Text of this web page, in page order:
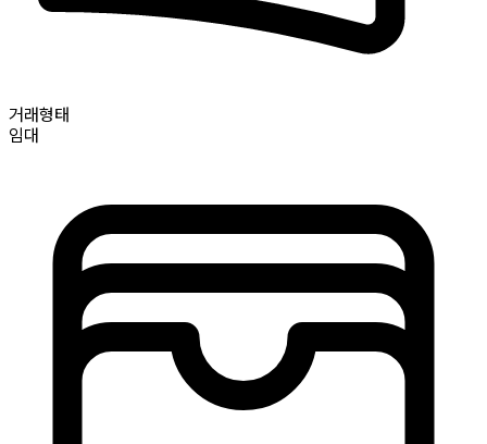
거래형태
임대